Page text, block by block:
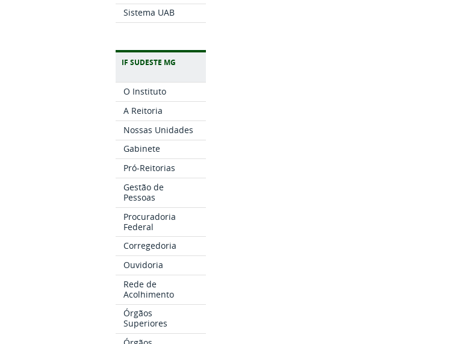
Sistema UAB
IF SUDESTE MG
O Instituto
A Reitoria
Nossas Unidades
Gabinete
Pró-Reitorias
Gestão de
Pessoas
Procuradoria
Federal
Corregedoria
Ouvidoria
Rede de
Acolhimento
Órgãos
Superiores